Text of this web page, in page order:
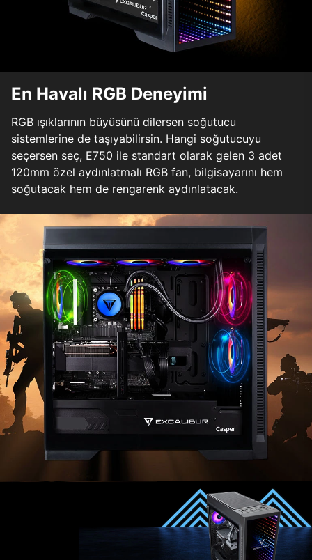
En Havalı RGB Deneyimi
RGB ışıklarının büyüsünü dilersen soğutucu
sistemlerine de taşıyabilirsin. Hangi soğutucuyu
seçersen seç, E750 ile standart olarak gelen 3 adet
120mm özel aydınlatmalı RGB fan, bilgisayarını hem
soğutacak hem de rengarenk aydınlatacak.